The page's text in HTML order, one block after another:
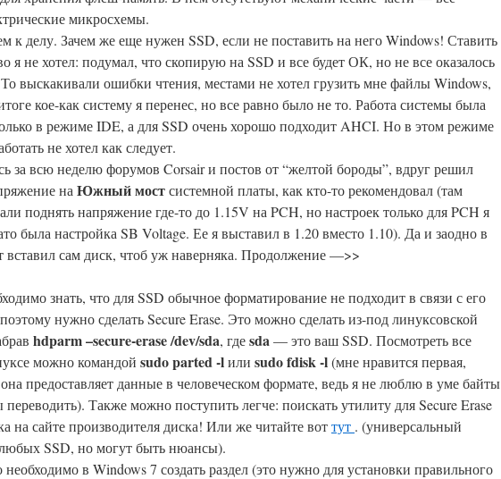
микросхемы.
к делу. Зачем же еще нужен SSD, если не поставить на него Windows! Ставить
я не хотел: подумал, что скопирую на SSD и все будет ОК, но не все оказалось
выскакивали ошибки чтения, местами не хотел грузить мне файлы Windows,
кое-как систему я перенес, но все равно было не то. Работа системы была
в режиме IDE, а для SSD очень хорошо подходит AHCI. Но в этом режиме
не хотел как следует.
за всю неделю форумов Corsair и постов от “желтой бороды”, вдруг решил
на Южный мостсистемной платы, как кто-то рекомендовал (там
поднять напряжение где-то до 1.15V на PCH, но настроек только для PCH я
была настройка SB Voltage. Ее я выставил в 1.20 вместо 1.10). Да и заодно в
вставил сам диск, чтоб уж наверняка. Продолжение —>>
знать, что для SSD обычное форматирование не подходит в связи с его
нужно сделать Secure Erase. Это можно сделать из-под линуксовской
hdparm –secure-erase /dev/sda, гдеsda— это ваш SSD. Посмотреть все
можно командой sudoparted -lили sudo fdisk -l(мне нравится первая,
предоставляет данные в человеческом формате, ведь я не люблю в уме байты
переводить). Также можно поступить легче: поискать утилиту для Secure Erase
на сайте производителя диска! Или же читайте воттут . (универсальный
SSD, но могут быть нюансы).
необходимо в Windows 7 создать раздел (это нужно для установки правильного